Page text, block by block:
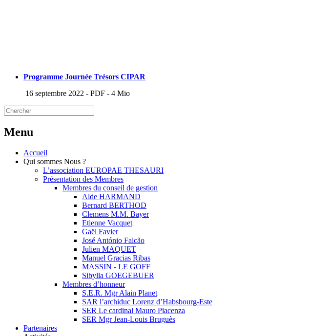
Programme Journée Trésors CIPAR
16 septembre 2022 - PDF - 4 Mio
Menu
Accueil
Qui sommes Nous ?
L’association EUROPAE THESAURI
Présentation des Membres
Membres du conseil de gestion
Alde HARMAND
Bernard BERTHOD
Clemens M.M. Bayer
Etienne Vacquet
Gaël Favier
José António Falcão
Julien MAQUET
Manuel Gracias Ribas
MASSIN - LE GOFF
Sibylla GOEGEBUER
Membres d’honneur
S.E.R. Mgr Alain Planet
SAR l’archiduc Lorenz d’Habsbourg-Este
SER Le cardinal Mauro Piacenza
SER Mgr Jean-Louis Bruguès
Partenaires